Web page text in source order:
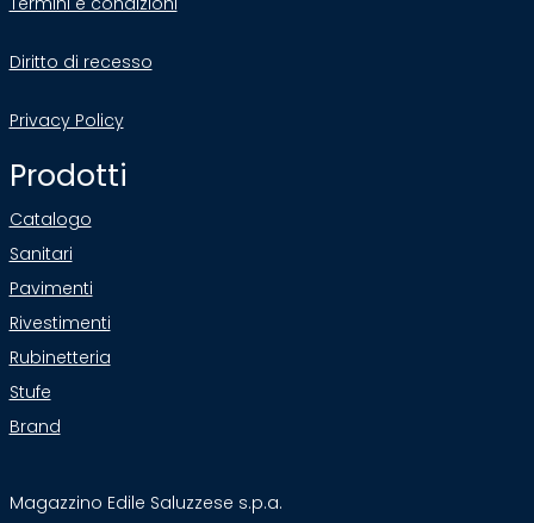
Diritto di recesso
Privacy Policy
Prodotti
Catalogo
Sanitari
Pavimenti
Rivestimenti
Rubinetteria
Stufe
Brand
Magazzino Edile Saluzzese s.p.a.